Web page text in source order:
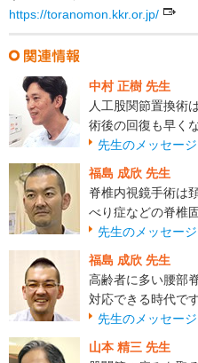
https://toranomon.kkr.or.jp/
中村 正樹 先生
人工股関節置換術
術後の回復も早く
先生のメッセー
福島 成欣 先生
脊椎内視鏡手術は
べり症などの脊椎
先生のメッセー
福島 成欣 先生
高齢者に多い腰部
対応できる時代です
先生のメッセー
山本 精三 先生